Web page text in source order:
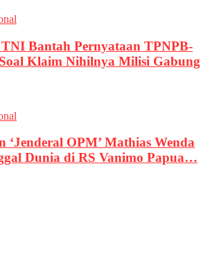
TNI Bantah Pernyataan TPNPB-
Klaim Nihilnya Milisi Gabung
‘Jenderal OPM’ Mathias Wenda
Dunia di RS Vanimo Papua…